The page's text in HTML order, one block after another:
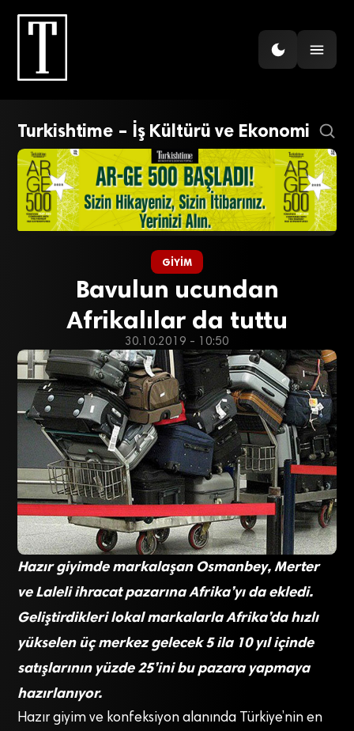
Turkishtime – İş Kültürü ve Ekonomi
GIYIM
Bavulun ucundan
Afrikalılar da tuttu
30.10.2019 - 10:50
Hazır giyimde markalaşan Osmanbey, Merter
ve Laleli ihracat pazarına Afrika’yı da ekledi.
Geliştirdikleri lokal markalarla Afrika’da hızlı
yükselen üç merkez gelecek 5 ila 10 yıl içinde
satışlarının yüzde 25’ini bu pazara yapmaya
hazırlanıyor.
Hazır giyim ve konfeksiyon alanında Türkiye’nin en